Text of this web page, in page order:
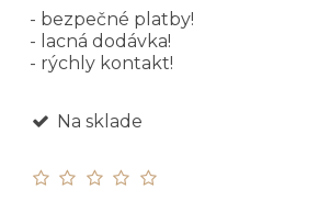
- bezpečné platby!
- lacná dodávka!
- rýchly kontakt!
Na sklade